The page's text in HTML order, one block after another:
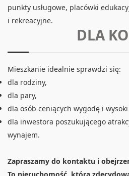
punkty usługowe, placówki
i rekreacyjne.
DLA
Mieszkanie idealnie sprawdzi się:
dla rodziny,
dla pary,
dla osób ceniących wygodę i
dla inwestora poszukującego
wynajem.
Zapraszamy do kontaktu i